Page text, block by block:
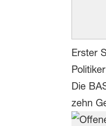
Erster
Die
zehn